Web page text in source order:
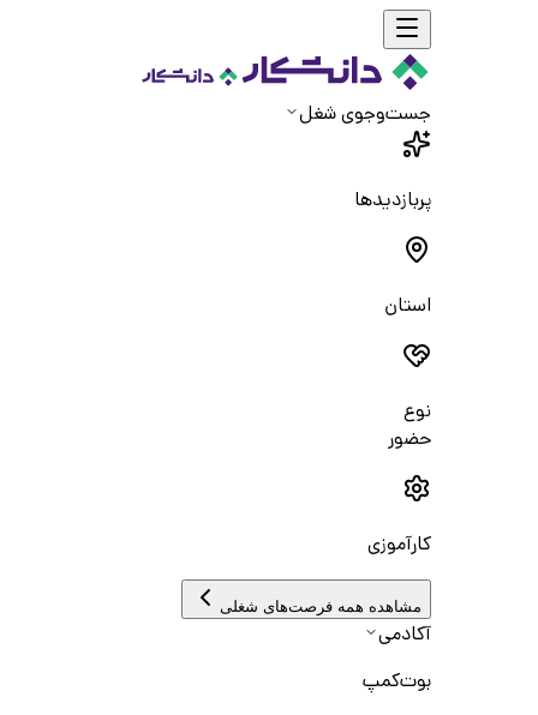
جست‌و‌جوی شغل
پربازدیدها
استان
نوع
حضور
کارآموزی
مشاهده همه فرصت‌های شغلی
آکادمی
بوت‌کمپ